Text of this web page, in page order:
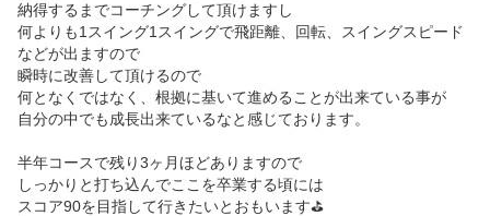
納得するまでコーチングして頂けますし
何よりも1スイング1スイングで飛距離、回転、スイングスピード
などが出ますので
瞬時に改善して頂けるので
何となくではなく、根拠に基いて進めることが出来ている事が
自分の中でも成長出来ているなと感じております。
半年コースで残り3ヶ月ほどありますので
しっかりと打ち込んでここを卒業する頃には
スコア90を目指して行きたいとおもいます⛳️